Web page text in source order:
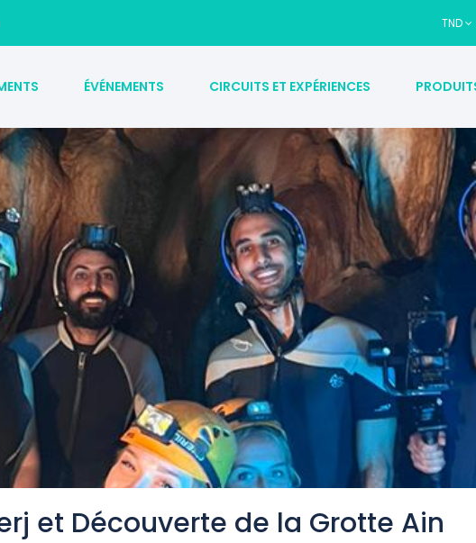
TND
ÉVÉNEMENTS CIRCUITS ET EXPÉRIENCES
et Découverte de la Grotte Ain